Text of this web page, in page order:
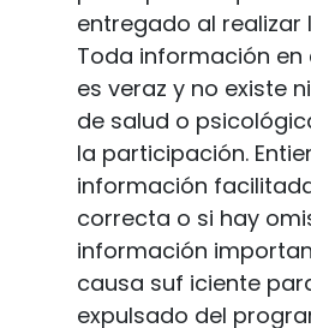
entregado al realizar
Toda información en
es veraz y no existe
de salud o
la participación.
información
correcta o si hay
información
causa suf iciente
expulsado del